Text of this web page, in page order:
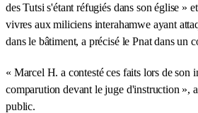
des Tutsi s'étant réfugiés dans son église »
vivres aux miliciens interahamwe ayant
dans le bâtiment, a précisé le Pnat dans un
« Marcel H. a contesté ces faits lors de son
comparution devant le juge d'instruction »,
public.